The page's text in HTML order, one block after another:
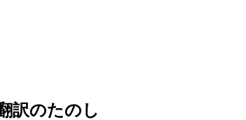
訳のたのし